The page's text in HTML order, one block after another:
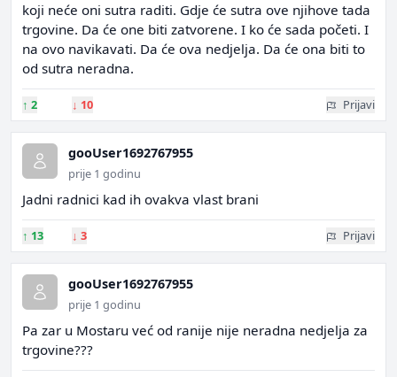
koji neće oni sutra raditi. Gdje će sutra ove njihove tada
trgovine. Da će one biti zatvorene. I ko će sada početi. I
na ovo navikavati. Da će ova nedjelja. Da će ona biti to
od sutra neradna.
↑ 2 ↓ 10 Prijavi
gooUser1692767955
prije 1 godinu
Jadni radnici kad ih ovakva vlast brani
↑ 13 ↓ 3 Prijavi
gooUser1692767955
prije 1 godinu
Pa zar u Mostaru već od ranije nije neradna nedjelja za
trgovine???